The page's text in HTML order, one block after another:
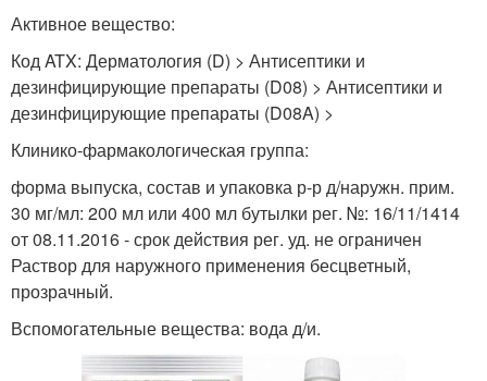
Активное вещество:
Код ATX: Дерматология (D) > Антисептики и
дезинфицирующие препараты (D08) > Антисептики и
дезинфицирующие препараты (D08A) >
Клинико-фармакологическая группа:
форма выпуска, состав и упаковка р-р д/наружн. прим.
30 мг/мл: 200 мл или 400 мл бутылки рег. №: 16/11/1414
от 08.11.2016 - срок действия рег. уд. не ограничен
Раствор для наружного применения бесцветный,
прозрачный.
Вспомогательные вещества: вода д/и.